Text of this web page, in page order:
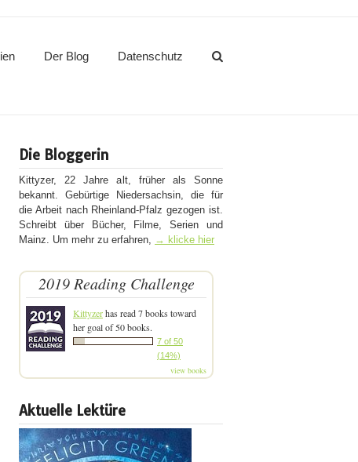
Der Blog Datenschutz
Die Bloggerin
Kittyzer, 22 Jahre alt, früher als Sonne
bekannt. Gebürtige Niedersachsin, die für
die Arbeit nach Rheinland-Pfalz gezogen ist.
Schreibt über Bücher, Filme, Serien und
Mainz. Um mehr zu erfahren, → klicke hier
2019 Reading Challenge
Kittyzerhas read 7 books toward
her goal of 50 books.
7 of 50
(14%)
view books
Aktuelle Lektüre